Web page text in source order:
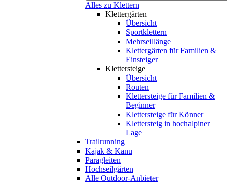
Alles zu Klettern
Klettergärten
Übersicht
Sportklettern
Mehrseillänge
Klettergärten für Familien &
Einsteiger
Klettersteige
Übersicht
Routen
Klettersteige für Familien &
Beginner
Klettersteige für Könner
Klettersteig in hochalpiner
Lage
Trailrunning
Kajak & Kanu
Paragleiten
Hochseilgärten
Alle Outdoor-Anbieter